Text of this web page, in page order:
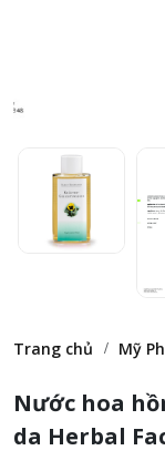
Trang chủ Mỹ
Nước hoa
da Herbal